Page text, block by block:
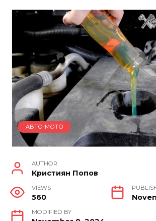
АВТО-МОТО
AUTHOR
Кристиян Попов
VIEWS
560
MODIFIED BY